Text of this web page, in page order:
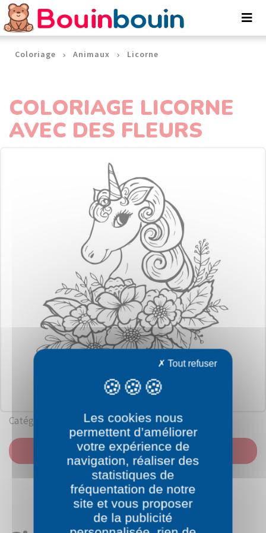
Coloriage Animaux Licorne
COLORIAGE LICORNE
AVEC DES FLEURS
Catégorie: Licorne
IMPRIMER
Panneau de gestion des cookies
Les cookies nous
permettent d’améliorer
votre expérience de
navigation, réaliser des
statistiques de
fréquentation de notre
site et vous proposer
de la publicité
Tout refuser